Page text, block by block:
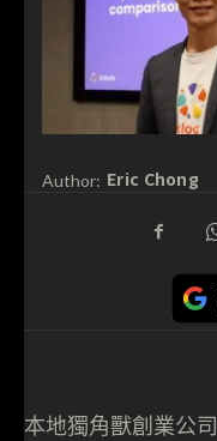
Author: Eric Chong
本地獨角獸創業公司